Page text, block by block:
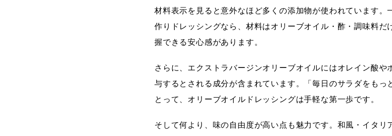
材料表示を見ると意外なほど多くの添加物が使われています。
作りドレッシングなら、材料はオリーブオイル・酢・調味料だ
握できる安心感があります。
さらに、エクストラバージンオリーブオイルにはオレイン酸や
与するとされる成分が含まれています。「毎日のサラダをもっ
とって、オリーブオイルドレッシングは手軽な第一歩です。
そして何より、味の自由度が高い点も魅力です。和風・イタリ